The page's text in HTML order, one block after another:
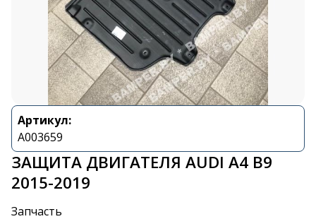
Артикул:
A003659
ЗАЩИТА ДВИГАТЕЛЯ AUDI A4 B9
2015-2019
Запчасть